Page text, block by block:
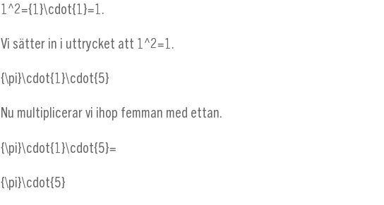
1^2={1}\cdot{1}=1 .
Vi sätter in i uttrycket att 1^2=1 .
{\pi}\cdot{1}\cdot{5}
Nu multiplicerar vi ihop femman med ettan.
{\pi}\cdot{1}\cdot{5}=
{\pi}\cdot{5}